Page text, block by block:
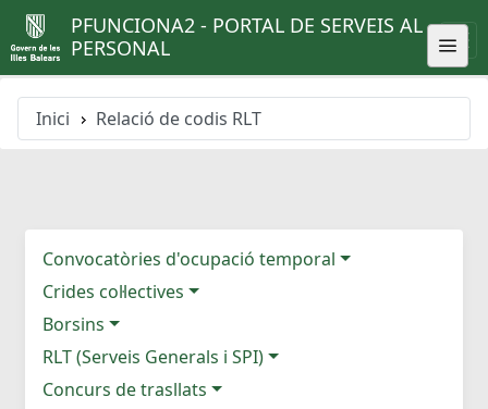
PFUNCIONA2 - PORTAL DE SERVEIS AL
PERSONAL
Inici Relació de codis RLT
Convocatòries d'ocupació temporal
Crides col·lectives
Borsins
RLT (Serveis Generals i SPI)
Concurs de trasllats